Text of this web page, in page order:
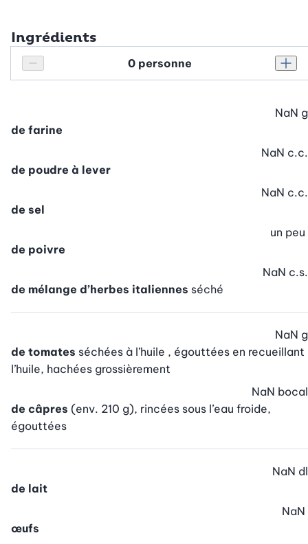
Ingrédients
Réduire le nombre de personnes
Personnes
de farine
NaN g
de poudre à lever
NaN c.c.
de sel
NaN c.c.
de poivre
un peu
de mélange d’herbes italiennes séché
NaN c.s.
de tomates séchées à l’huile , égouttées en recueillant
l’huile, hachées grossièrement
NaN g
de câpres (env. 210 g), rincées sous l’eau froide,
égouttées
NaN bocal
de lait
NaN dl
œufs
NaN